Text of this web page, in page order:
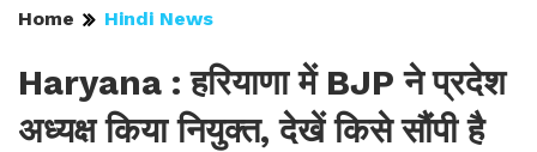
Home Hindi News
Haryana : हरियाणा में BJP ने प्रदेश
अध्यक्ष किया नियुक्त, देखें किसे सौंपी है